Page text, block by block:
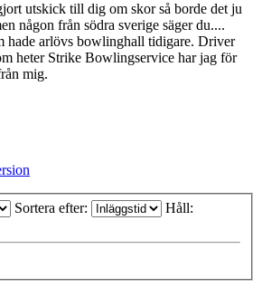
utskick till dig om skor så borde det ju
någon från södra sverige säger du....
hade arlövs bowlinghall tidigare. Driver
heter Strike Bowlingservice har jag för
mig.
Sortera efter: Håll: